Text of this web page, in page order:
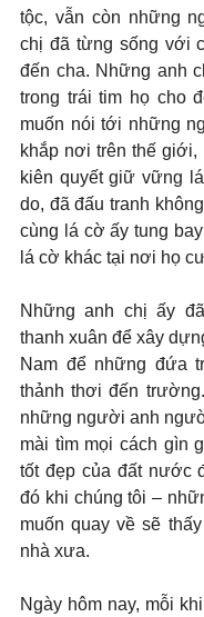
tộc, vẫn còn những
chị đã từng sống với
đến cha. Những anh
trong trái tim họ cho
muốn nói tới những
khắp nơi trên thế
kiên quyết giữ vững
do, đã đấu tranh
cùng lá cờ ấy tung
lá cờ khác tại nơi họ
Những anh chị ấy
thanh xuân để xây
Nam để những đứa
thảnh thơi đến
những người anh
mài tìm mọi cách gìn
tốt đẹp của đất nước
đó khi chúng tôi –
muốn quay về sẽ
nhà xưa.
Ngày hôm nay, mỗi